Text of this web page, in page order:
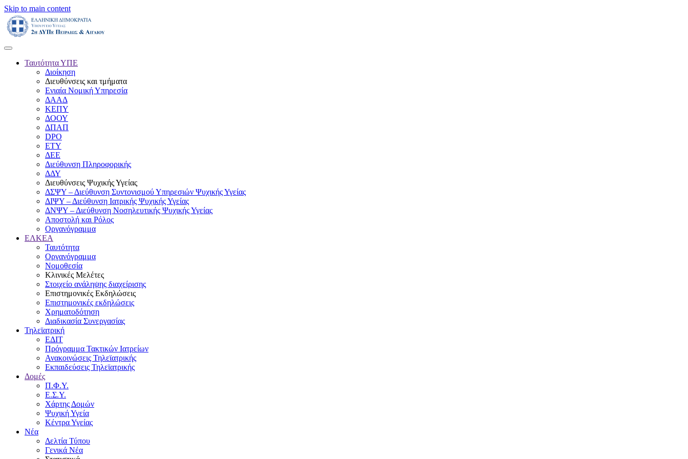
Skip to main content
Ταυτότητα ΥΠΕ
Διοίκηση
Διευθύνσεις και τμήματα
Ενιαία Νομική Υπηρεσία
ΔΑΑΔ
ΚΕΠΥ
ΔΟΟΥ
ΔΠΑΠ
DPO
ΕΤΥ
ΔΕΕ
Διεύθυνση Πληροφορικής
ΔΔΥ
Διευθύνσεις Ψυχικής Υγείας
ΔΣΨΥ – Διεύθυνση Συντονισμού Υπηρεσιών Ψυχικής Υγείας
ΔΙΨΥ – Διεύθυνση Ιατρικής Ψυχικής Υγείας
ΔΝΨΥ – Διεύθυνση Νοσηλευτικής Ψυχικής Υγείας
Αποστολή και Ρόλος
Οργανόγραμμα
ΕΛΚΕΑ
Ταυτότητα
Οργανόγραμμα
Νομοθεσία
Κλινικές Μελέτες
Στοιχείο ανάληψης διαχείρισης
Επιστημονικές Εκδηλώσεις
Επιστημονικές εκδηλώσεις
Χρηματοδότηση
Διαδικασία Συνεργασίας
Τηλεϊατρική
ΕΔΙΤ
Πρόγραμμα Τακτικών Ιατρείων
Ανακοινώσεις Τηλεϊατρικής
Εκπαιδεύσεις Τηλεϊατρικής
Δομές
Π.Φ.Υ.
Ε.Σ.Υ.
Χάρτης Δομών
Ψυχική Υγεία
Κέντρα Υγείας
Νέα
Δελτία Τύπου
Γενικά Νέα